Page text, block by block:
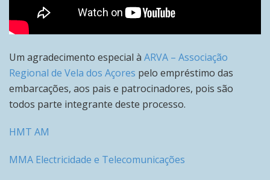
Um agradecimento especial à ARVA – Associação
Regional de Vela dos Açores pelo empréstimo das
embarcações, aos pais e patrocinadores, pois são
todos parte integrante deste processo.
HMT AM
MMA Electricidade e Telecomunicações